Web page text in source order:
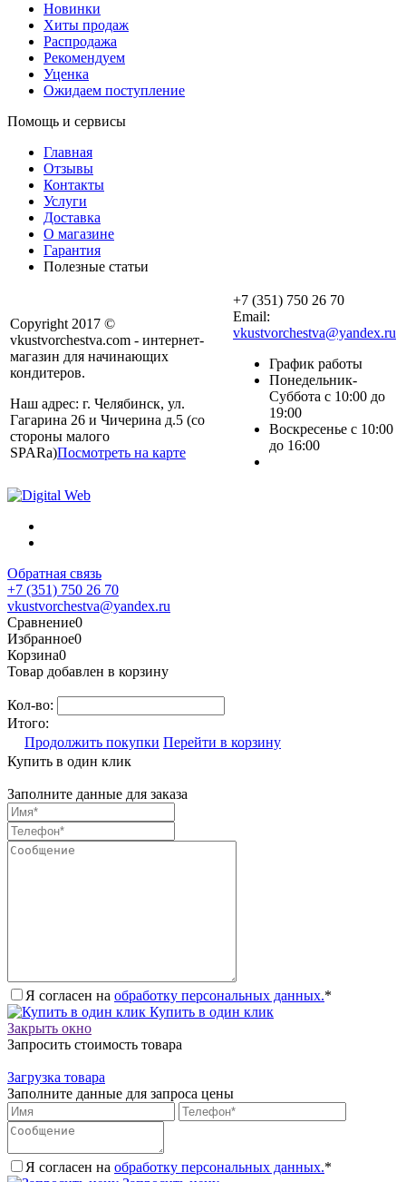
Новинки
Хиты продаж
Распродажа
Рекомендуем
Уценка
Ожидаем поступление
Помощь и сервисы
Главная
Отзывы
Контакты
Услуги
Доставка
О магазине
Гарантия
Полезные статьи
Copyright 2017 ©
vkustvorchestva.com - интернет-
магазин для начинающих
кондитеров.
Наш адрес: г. Челябинск, ул.
Гагарина 26 и Чичерина д.5 (со
стороны малого
SPARa)Посмотреть на карте
+7 (351) 750 26 70
Email:
vkustvorchestva@yandex.ru
График работы
Понедельник-
Суббота с 10:00 до
19:00
Воскресенье с 10:00
до 16:00
Обратная связь
+7 (351) 750 26 70
vkustvorchestva@yandex.ru
Сравнение0
Избранное0
Корзина0
Товар добавлен в корзину
Кол-во:
Итого:
Продолжить покупки Перейти в корзину
Купить в один клик
Заполните данные для заказа
Я согласен на обработку персональных данных.*
Купить в один клик
Закрыть окно
Запросить стоимость товара
Загрузка товара
Заполните данные для запроса цены
Я согласен на обработку персональных данных.*